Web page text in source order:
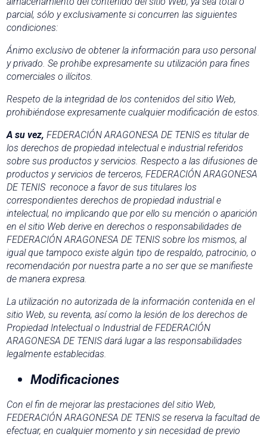
parcial, sólo y exclusivamente si concurren las siguientes
condiciones:
Ánimo exclusivo de obtener la información para uso personal
y privado. Se prohíbe expresamente su utilización para fines
comerciales o ilícitos.
Respeto de la integridad de los contenidos del sitio Web,
prohibiéndose expresamente cualquier modificación de estos.
A su vez, FEDERACIÓN ARAGONESA DE TENIS es titular de
los derechos de propiedad intelectual e industrial referidos
sobre sus productos y servicios. Respecto a las difusiones de
productos y servicios de terceros, FEDERACIÓN ARAGONESA
DE TENIS reconoce a favor de sus titulares los
correspondientes derechos de propiedad industrial e
intelectual, no implicando que por ello su mención o aparición
en el sitio Web derive en derechos o responsabilidades de
FEDERACIÓN ARAGONESA DE TENIS sobre los mismos, al
igual que tampoco existe algún tipo de respaldo, patrocinio, o
recomendación por nuestra parte a no ser que se manifieste
de manera expresa.
La utilización no autorizada de la información contenida en el
sitio Web, su reventa, así como la lesión de los derechos de
Propiedad Intelectual o Industrial de FEDERACIÓN
ARAGONESA DE TENIS dará lugar a las responsabilidades
legalmente establecidas.
Modificaciones
Con el fin de mejorar las prestaciones del sitio Web,
FEDERACIÓN ARAGONESA DE TENIS se reserva la facultad de
efectuar, en cualquier momento y sin necesidad de previo